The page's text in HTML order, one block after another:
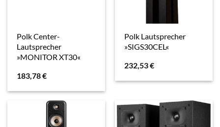
Polk Center-
Lautsprecher
»MONITOR XT30«
183,78€
Polk Lautsprecher
»SIGS30CEL«
232,53€